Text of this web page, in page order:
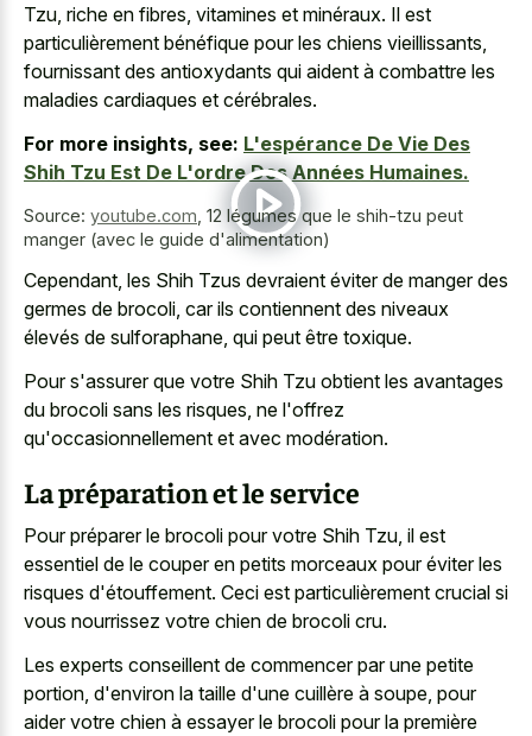
Tzu, riche en fibres, vitamines et minéraux. Il est
particulièrement bénéfique pour les chiens vieillissants,
fournissant des antioxydants qui aident à combattre les
maladies cardiaques et cérébrales.
For more insights, see: L'espérance De Vie Des
Shih Tzu Est De L'ordre Des Années Humaines.
Source: youtube.com 12 légumes que le shih-tzu peut
manger (avec le guide d'alimentation)
Cependant, les Shih Tzus devraient éviter de manger des
germes de brocoli, car ils contiennent des niveaux
élevés de sulforaphane, qui peut être toxique.
Pour s'assurer que votre Shih Tzu obtient les avantages
du brocoli sans les risques, ne l'offrez
qu'occasionnellement et avec modération.
La préparation et le service
Pour préparer le brocoli pour votre Shih Tzu, il est
essentiel de le couper en petits morceaux pour éviter les
risques d'étouffement. Ceci est particulièrement crucial si
vous nourrissez votre chien de brocoli cru.
Les experts conseillent de commencer par une petite
portion, d'environ la taille d'une cuillère à soupe, pour
aider votre chien à essayer le brocoli pour la première